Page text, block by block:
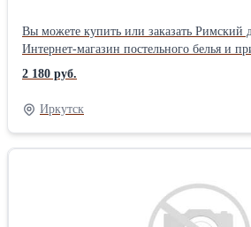
Вы можете купить или заказать Римский
Интернет-магазин постельного белья и
«ТехДизайн» ( Иркутск )Размер: Евро Тип
материал: Перкаль цвет: Зеленый
тематика: Цветы Размер: 2,0 евро 2 нав.
комплектация: Стандартная Плотность
простыни КПБ: Стандарт (бесшовная)
2 180 руб.
Иркутск